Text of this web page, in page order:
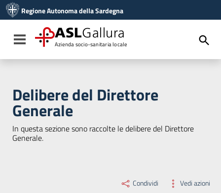
Vai al menu di navigazione
Vai al footer
Regione Autonoma della Sardegna
Toggle navigation
ASLGallura
Azienda socio-sanitaria locale
Delibere del Direttore
Generale
In questa sezione sono raccolte le delibere del Direttore
Generale.
Condividi Vedi azioni